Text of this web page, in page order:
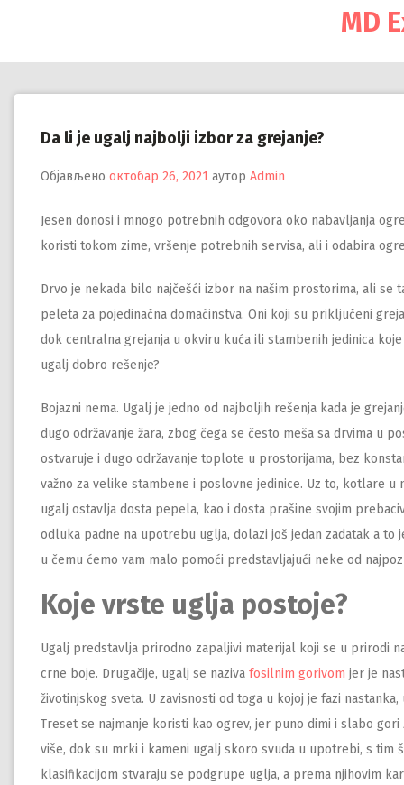
MD
Da li je ugalj najbolji izbor za grejanje?
Објављено октобар 26, 2021 аутор Admin
Jesen donosi i mnogo potrebnih odgovora oko nabavljanja
koristi tokom zime, vršenje potrebnih servisa, ali i odabira
Drvo je nekada bilo najčešći izbor na našim prostorima, ali se
peleta za pojedinačna domaćinstva. Oni koji su priključeni
dok centralna grejanja u okviru kuća ili stambenih jedinica
ugalj dobro rešenje?
Bojazni nema. Ugalj je jedno od najboljih rešenja kada je
dugo održavanje žara, zbog čega se često meša sa drvima u
ostvaruje i dugo održavanje toplote u prostorijama, bez
važno za velike stambene i poslovne jedinice. Uz to, kotlare
ugalj ostavlja dosta pepela, kao i dosta prašine svojim
odluka padne na upotrebu uglja, dolazi još jedan zadatak a
u čemu ćemo vam malo pomoći predstavljajući neke od
Koje vrste uglja postoje?
Ugalj predstavlja prirodno zapaljivi materijal koji se u prirodi
crne boje. Drugačije, ugalj se naziva fosilnim gorivom jer je
životinjskog sveta. U zavisnosti od toga u kojoj je fazi
Treset se najmanje koristi kao ogrev, jer puno dimi i slabo
više, dok su mrki i kameni ugalj skoro svuda u upotrebi, s tim
klasifikacijom stvaraju se podgrupe uglja, a prema njihovim